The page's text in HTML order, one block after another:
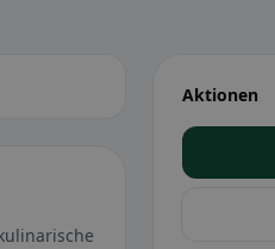
Aktionen